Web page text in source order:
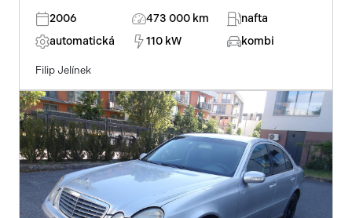
2006 473 000 km
nafta
automatická
110 kW kombi
Filip Jelínek